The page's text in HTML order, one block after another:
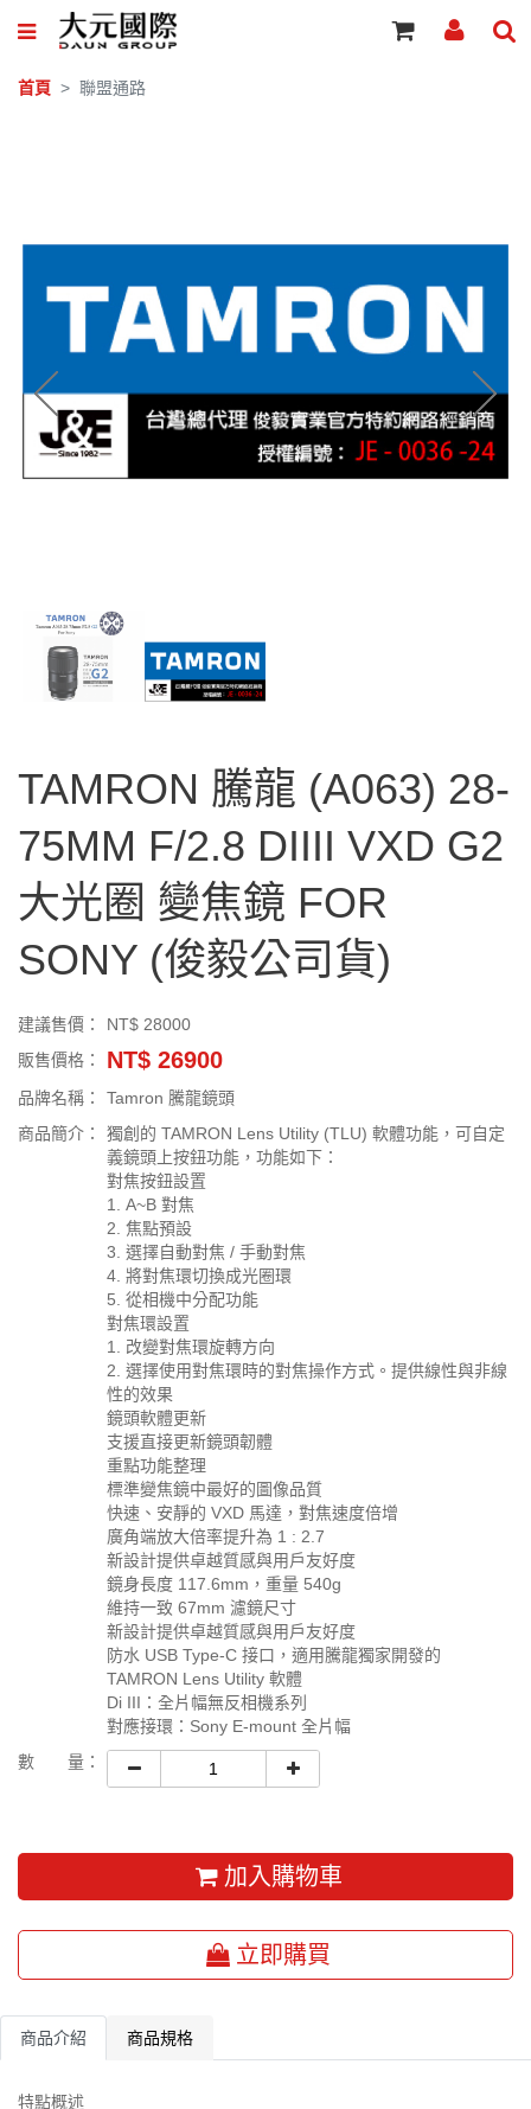
首頁 聯盟通路
TAMRON 騰龍 (A063) 28-
75MM F/2.8 DIIII VXD G2
大光圈 變焦鏡 FOR
SONY (俊毅公司貨)
建議售價：
NT$ 28000
販售價格：
NT$ 26900
品牌名稱：
Tamron 騰龍鏡頭
商品簡介：
獨創的 TAMRON Lens Utility (TLU) 軟體功能，可自定
義鏡頭上按鈕功能，功能如下：
對焦按鈕設置
1. A~B 對焦
2. 焦點預設
3. 選擇自動對焦 / 手動對焦
4. 將對焦環切換成光圈環
5. 從相機中分配功能
對焦環設置
1. 改變對焦環旋轉方向
2. 選擇使用對焦環時的對焦操作方式。提供線性與非線
性的效果
鏡頭軟體更新
支援直接更新鏡頭韌體
重點功能整理
標準變焦鏡中最好的圖像品質
快速、安靜的 VXD 馬達，對焦速度倍增
廣角端放大倍率提升為 1 : 2.7
新設計提供卓越質感與用戶友好度
鏡身長度 117.6mm，重量 540g
維持一致 67mm 濾鏡尺寸
新設計提供卓越質感與用戶友好度
防水 USB Type-C 接口，適用騰龍獨家開發的
TAMRON Lens Utility 軟體
Di III：全片幅無反相機系列
對應接環：Sony E-mount 全片幅
數 量：
加入購物車
立即購買
商品介紹 商品規格
特點概述